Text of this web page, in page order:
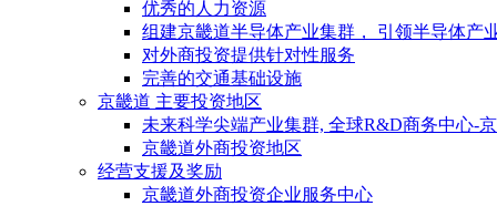
优秀的人力资源
组建京畿道半导体产业集群， 引领半导体产
对外商投资提供针对性服务
完善的交通基础设施
京畿道 主要投资地区
未来科学尖端产业集群, 全球R&D商务中心-
京畿道外商投资地区
经营支援及奖励
京畿道外商投资企业服务中心